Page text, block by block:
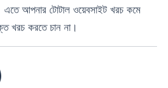
এতে আপনার টোটাল ওয়েবসাইট খরচ কমে
খরচ করতে চান না।